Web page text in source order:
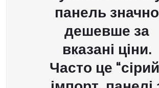
панель значно
дешевше за
вказані ціни.
Часто це